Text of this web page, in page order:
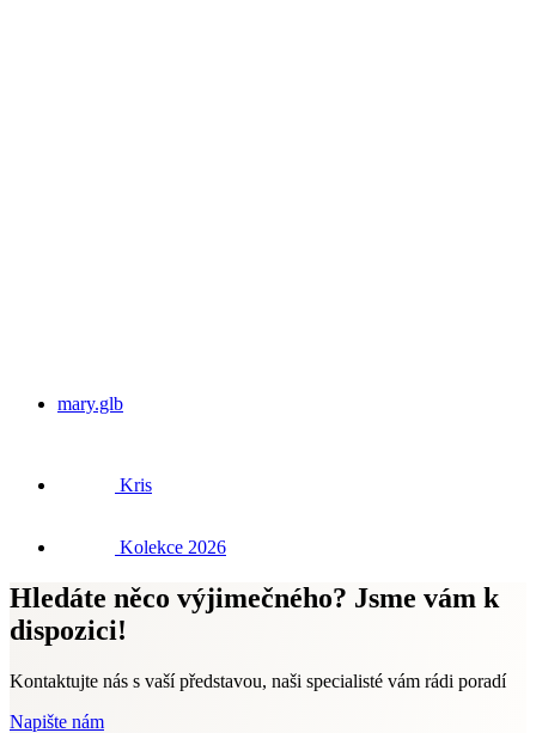
mary.glb
Kris
Kolekce 2026
Hledáte něco výjimečného? Jsme vám k
dispozici!
Kontaktujte nás s vaší představou, naši specialisté vám rádi poradí
Napište nám